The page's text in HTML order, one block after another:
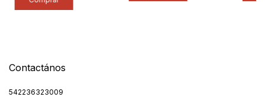
Contactános
542236323009